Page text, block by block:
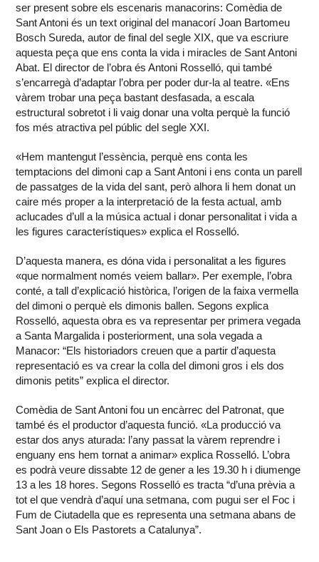
ser present sobre els escenaris manacorins: Comèdia de
Sant Antoni és un text original del manacorí Joan Bartomeu
Bosch Sureda, autor de final del segle XIX, que va escriure
aquesta peça que ens conta la vida i miracles de Sant Antoni
Abat. El director de l’obra és Antoni Rosselló, qui també
s’encarregà d’adaptar l’obra per poder dur-la al teatre. «Ens
vàrem trobar una peça bastant desfasada, a escala
estructural sobretot i li vaig donar una volta perquè la funció
fos més atractiva pel públic del segle XXI.
«Hem mantengut l’essència, perquè ens conta les
temptacions del dimoni cap a Sant Antoni i ens conta un parell
de passatges de la vida del sant, però alhora li hem donat un
caire més proper a la interpretació de la festa actual, amb
aclucades d’ull a la música actual i donar personalitat i vida a
les figures característiques» explica el Rosselló.
D’aquesta manera, es dóna vida i personalitat a les figures
«que normalment només veiem ballar». Per exemple, l’obra
conté, a tall d’explicació històrica, l’origen de la faixa vermella
del dimoni o perquè els dimonis ballen. Segons explica
Rosselló, aquesta obra es va representar per primera vegada
a Santa Margalida i posteriorment, una sola vegada a
Manacor: “Els historiadors creuen que a partir d’aquesta
representació es va crear la colla del dimoni gros i els dos
dimonis petits” explica el director.
Comèdia de Sant Antoni fou un encàrrec del Patronat, que
també és el productor d’aquesta funció. «La producció va
estar dos anys aturada: l’any passat la vàrem reprendre i
enguany ens hem tornat a animar» explica Rosselló. L’obra
es podrà veure dissabte 12 de gener a les 19.30 h i diumenge
13 a les 18 hores. Segons Rosselló es tracta “d’una prèvia a
tot el que vendrà d’aquí una setmana, com pugui ser el Foc i
Fum de Ciutadella que es representa una setmana abans de
Sant Joan o Els Pastorets a Catalunya”.